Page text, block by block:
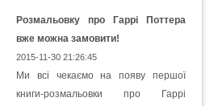
Розмальовку про Гаррі Поттера
вже можна замовити!
2015-11-30 21:26:45
Ми всі чекаємо на появу першої
книги-розмальовки про Гаррі